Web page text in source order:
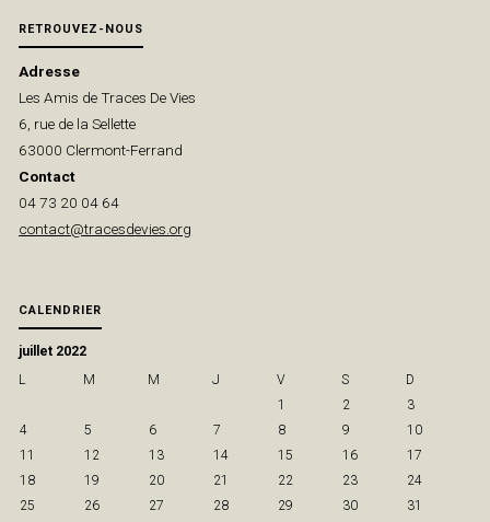
PUBLIC
« ESPACE »"
RETROUVEZ-NOUS
Adresse
Les Amis de Traces De Vies
6, rue de la Sellette
63000 Clermont-Ferrand
Contact
04 73 20 04 64
contact@tracesdevies.org
CALENDRIER
juillet 2022
L
M M J V S
D
1
2
3
4
5 6 7 8 9
10
11
12 13 14 15 16
17
18
19 20 21 22 23
24
25
26 27 28 29 30 31